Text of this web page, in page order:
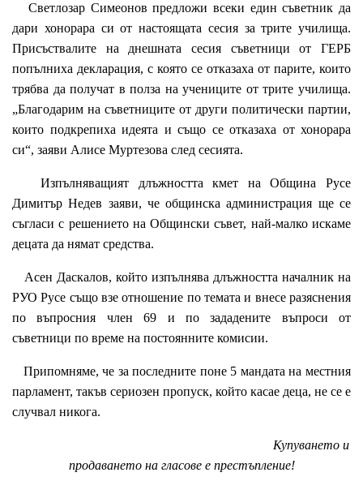
Светлозар Симеонов предложи всеки един съветник да
дари хонорара си от настоящата сесия за трите училища.
Присъствалите на днешната сесия съветници от ГЕРБ
попълниха декларация, с която се отказаха от парите, които
трябва да получат в полза на учениците от трите училища.
„Благодарим на съветниците от други политически партии,
които подкрепиха идеята и също се отказаха от хонорара
си“, заяви Алисе Муртезова след сесията.
Изпълняващият длъжността кмет на Община Русе
Димитър Недев заяви, че общинска администрация ще се
съгласи с решението на Общински съвет, най-малко искаме
децата да нямат средства.
Асен Даскалов, който изпълнява длъжността началник на
РУО Русе също взе отношение по темата и внесе разяснения
по въпросния член 69 и по зададените въпроси от
съветници по време на постоянните комисии.
Припомняме, че за последните поне 5 мандата на местния
парламент, такъв сериозен пропуск, който касае деца, не се е
случвал никога.
Купуването и
продаването на гласове е престъпление!